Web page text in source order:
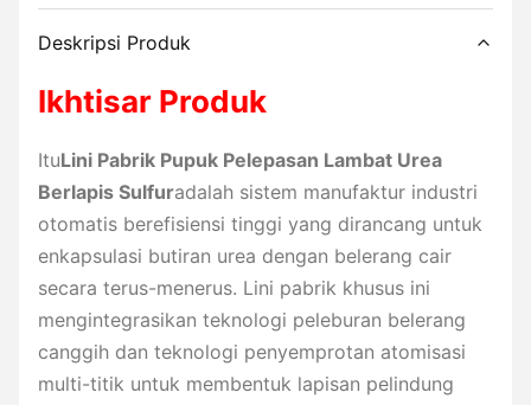
Deskripsi Produk
Ikhtisar Produk
ItuLini Pabrik Pupuk Pelepasan Lambat Urea
Berlapis Sulfuradalah sistem manufaktur industri
otomatis berefisiensi tinggi yang dirancang untuk
enkapsulasi butiran urea dengan belerang cair
secara terus-menerus. Lini pabrik khusus ini
mengintegrasikan teknologi peleburan belerang
canggih dan teknologi penyemprotan atomisasi
multi-titik untuk membentuk lapisan pelindung